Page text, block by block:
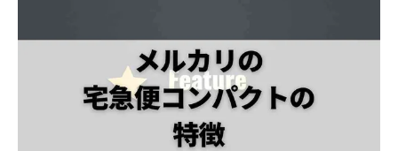
メルカリの宅急便コンパクト｜梱包するときの注
メルカリの宅急便コンパクトに関するよくある質